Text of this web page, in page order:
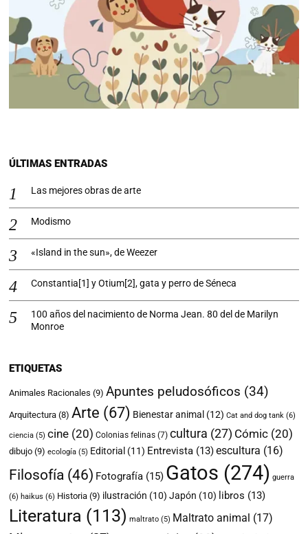
ÚLTIMAS ENTRADAS
Las mejores obras de arte
Modismo
«Island in the sun», de Weezer
Constantia[1] y Otium[2], gata y perro de Séneca
100 años del nacimiento de Norma Jean. 80 del de Marilyn
Monroe
ETIQUETAS
Animales Racionales (9) Apuntes peludosóficos (34)
Arquitectura (8) Arte (67) Bienestar animal (12) Cat and dog tank (6)
ciencia (5) cine (20) Colonias felinas (7) cultura (27) Cómic (20)
dibujo (9) ecología (5) Editorial (11) Entrevista (13)escultura (16)
Filosofía (46) Fotografía (15) Gatos (274) guerra
(6) haikus (6) Historia (9) ilustración (10) Japón (10) libros (13)
Literatura (113) maltrato (5) Maltrato animal (17)